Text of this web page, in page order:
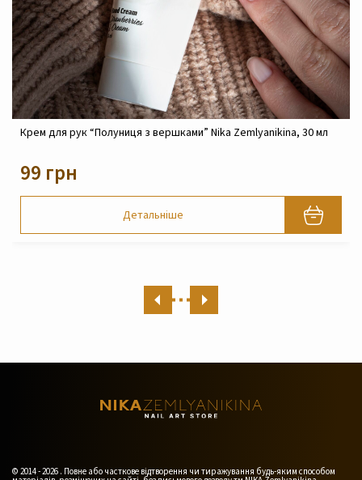
Nika Zemlyanikina, 30 мл Крем реконструюючий живильний для
Детальніше
© 2014 - 2026 . Повне або часткове відтворення чи тиражування будь-яким способом